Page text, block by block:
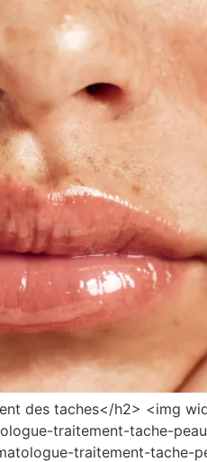
des taches</h2> <img
traitement-tache-
traitement-tache-